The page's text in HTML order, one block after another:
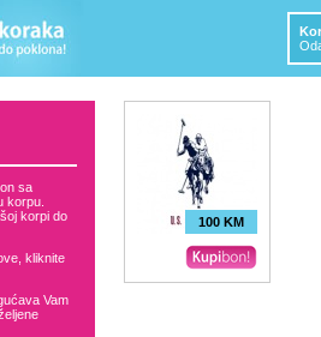
sa
korpu.
korpi do
kliknite
Vam
100 KM